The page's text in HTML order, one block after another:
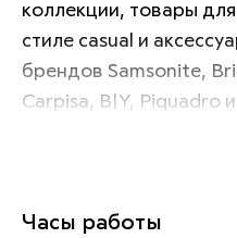
коллекции, товары
стиле casual и
брендов Samsonite,
Carpisa, B|Y, Piquadro
деловую поездку
Часы работы